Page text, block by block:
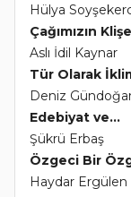
Hülya
Çağımızın
Aslı İdil Kaynar
Tür Olarak
Deniz
Edebiyat ve...
Şükrü Erbaş
Özgeci Bir
Haydar Ergülen